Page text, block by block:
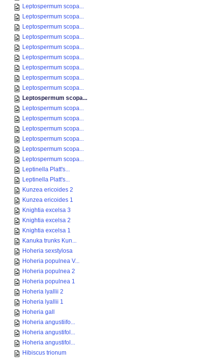
Leptospermum scopa...
Leptospermum scopa...
Leptospermum scopa...
Leptospermum scopa...
Leptospermum scopa...
Leptospermum scopa...
Leptospermum scopa...
Leptospermum scopa...
Leptospermum scopa...
Leptospermum scopa...
Leptospermum scopa...
Leptospermum scopa...
Leptospermum scopa...
Leptospermum scopa...
Leptospermum scopa...
Leptospermum scopa...
Leptinella Platt's...
Leptinella Platt's...
Kunzea ericoides 2
Kunzea ericoides 1
Knightia excelsa 3
Knightia excelsa 2
Knightia excelsa 1
Kanuka trunks Kun...
Hoheria sexstylosa
Hoheria populnea V...
Hoheria populnea 2
Hoheria populnea 1
Hoheria lyallii 2
Hoheria lyallii 1
Hoheria gall
Hoheria angustiifo...
Hoheria angustifol...
Hoheria angustifol...
Hibiscus trionum